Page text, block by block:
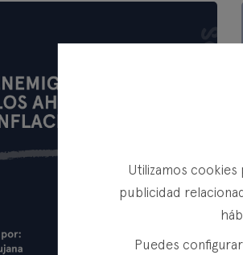
Utilizamos
publicidad
Puedes